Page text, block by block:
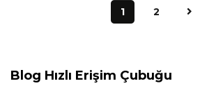
1 2
Blog Hızlı Erişim Çubuğu